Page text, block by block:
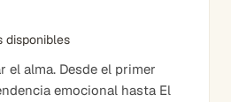
disponibles
el alma. Desde el primer
emocional hasta El